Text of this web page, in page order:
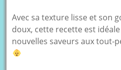
Avec sa texture lisse et son
doux, cette recette est
nouvelles saveurs aux tout-